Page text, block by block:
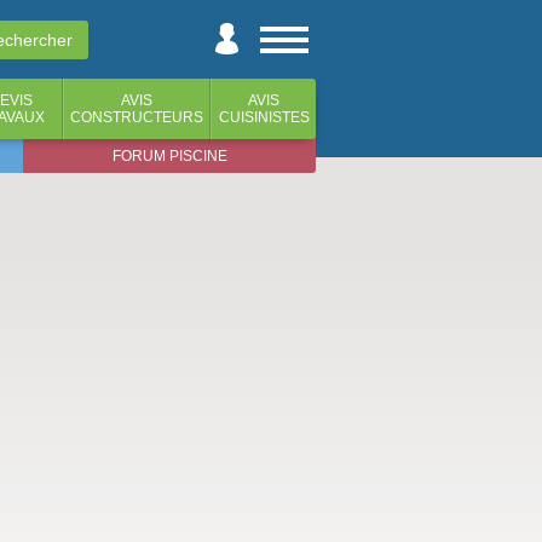
AVIS
CONSTRUCTEURS
AVIS
CUISINISTES
FORUM PISCINE